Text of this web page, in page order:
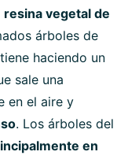
resina vegetal de
árboles de
haciendo un
sale una
en el aire y
. Los árboles del
en